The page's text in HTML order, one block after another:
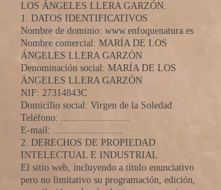
LOS ÁNGELES LLERA GARZÓN.
1. DATOS IDENTIFICATIVOS
Nombre de dominio: www.enfoquenatura.es
Nombre comercial: MARÍA DE LOS
ÁNGELES LLERA GARZÓN
Denominación social: MARÍA DE LOS
ÁNGELES LLERA GARZÓN
NIF: 27314843C
Domicilio social: Virgen de la Soledad
Teléfono: .........................
E-mail: .........................
2. DERECHOS DE PROPIEDAD
INTELECTUAL E INDUSTRIAL
El sitio web, incluyendo a título enunciativo
pero no limitativo su programación, edición,